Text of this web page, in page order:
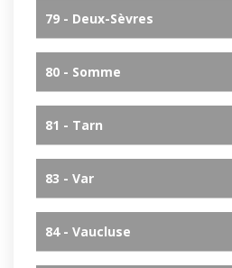
79 - Deux-Sèvres
80 - Somme
81 - Tarn
83 - Var
84 - Vaucluse